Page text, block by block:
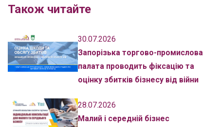
Також читайте
30.07.2026
Запорізька торгово-промислова
палата проводить фіксацію та
оцінку збитків бізнесу від війни
28.07.2026
Малий і середній бізнес